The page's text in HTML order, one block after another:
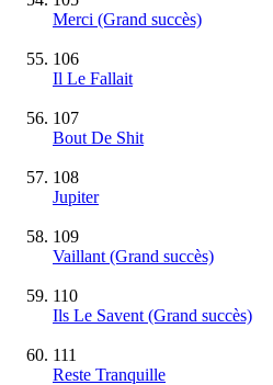
Merci (Grand succès)
106
Il Le Fallait
107
Bout De Shit
108
Jupiter
109
Vaillant (Grand succès)
110
Ils Le Savent (Grand succès)
111
Reste Tranquille